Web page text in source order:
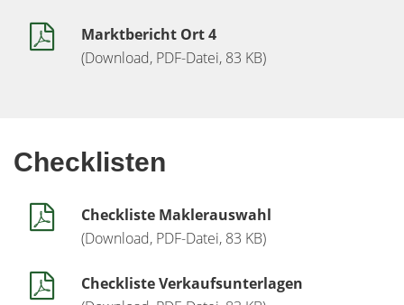
Marktbericht Ort 4
(Download, PDF-Datei, 83 KB)
Checklisten
Checkliste Maklerauswahl
(Download, PDF-Datei, 83 KB)
Checkliste Verkaufsunterlagen